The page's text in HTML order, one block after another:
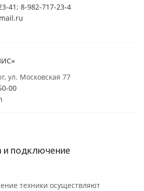
41 ; 8-982-717-23-4
ул. Московская 77
00
и подключение
техники осуществляют